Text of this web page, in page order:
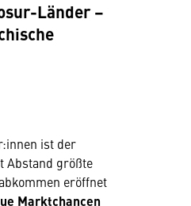
Länder –
ist der
Abstand größte
eröffnet
Marktchancen